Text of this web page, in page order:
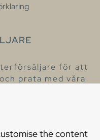
the content
för att
prata med våra